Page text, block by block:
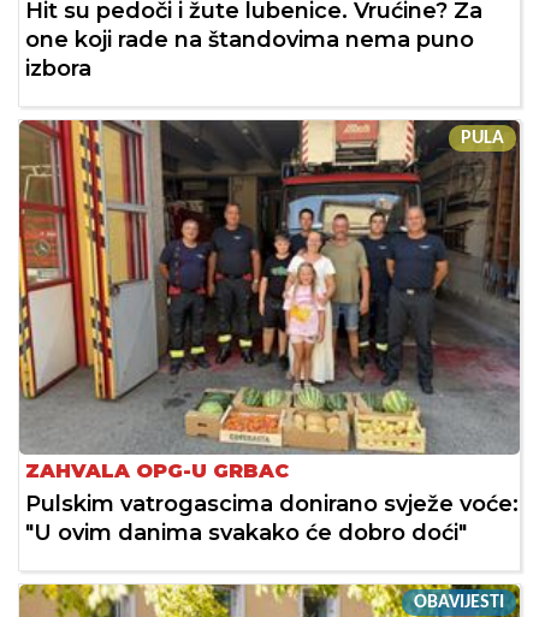
Hit su pedoči i žute lubenice. Vrućine? Za
one koji rade na štandovima nema puno
izbora
PULA
ZAHVALA OPG-U GRBAC
Pulskim vatrogascima donirano svježe voće:
"U ovim danima svakako će dobro doći"
OBAVIJESTI